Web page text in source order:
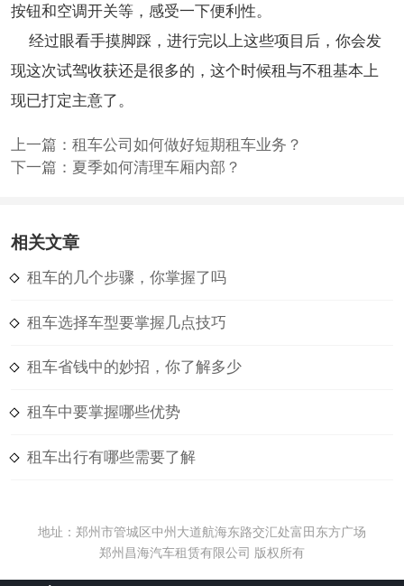
按钮和空调开关等，感受一下便利性。
经过眼看手摸脚踩，进行完以上这些项目后，你会发
现这次试驾收获还是很多的，这个时候租与不租基本上
现已打定主意了。
上一篇： 租车公司如何做好短期租车业务？
下一篇： 夏季如何清理车厢内部？
相关文章
租车的几个步骤，你掌握了吗
租车选择车型要掌握几点技巧
租车省钱中的妙招，你了解多少
租车中要掌握哪些优势
租车出行有哪些需要了解
地址：郑州市管城区中州大道航海东路交汇处富田东方广场
郑州昌海汽车租赁有限公司 版权所有